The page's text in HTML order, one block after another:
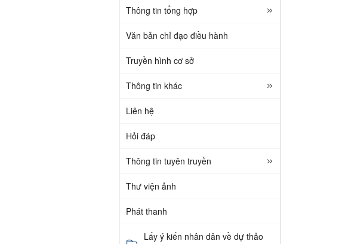
Thông tin tổng hợp
Văn bản chỉ đạo điều hành
Truyền hình cơ sở
Thông tin khác
Liên hệ
Hỏi đáp
Thông tin tuyên truyền
Thư viện ảnh
Phát thanh
Lấy ý kiến nhân dân về dự thảo